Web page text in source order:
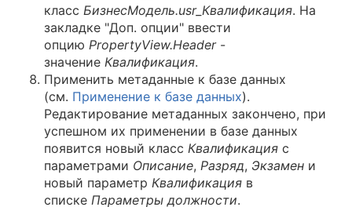
класс БизнесМодель.usr_Квалификация. На
закладке "Доп. опции" ввести
опцию PropertyView.Header-
значение Квалификация.
Применить метаданные к базе данных
(см. Применение к базе данных).
Редактирование метаданных закончено, при
успешном их применении в базе данных
появится новый класс Квалификация с
параметрами Описание, Разряд, Экзамен и
новый параметр Квалификация в
списке Параметры должности.